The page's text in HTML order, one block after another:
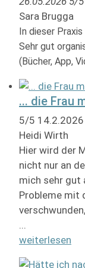
Sara Brugga
In dieser
Sehr gut
(Bücher, App,
... die Frau
5/5 14.2.2026
Heidi Wirth
Hier wird der
nicht nur an
mich sehr gut
Probleme mit
...
weiterlesen